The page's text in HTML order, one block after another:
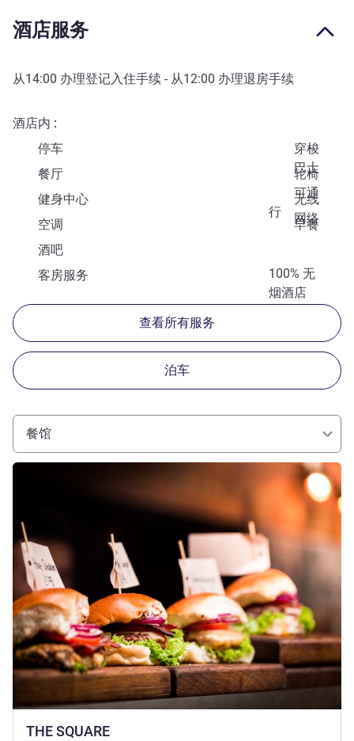
酒店服务
从14:00 办理登记入住手续 - 从12:00 办理退房手续
酒店内
停车
穿梭
巴士
餐厅
轮椅
可通
行
健身中心
无线
网络
空调
早餐
酒吧
100% 无
烟酒店
客房服务
查看所有服务
泊车
餐馆
THE SQUARE
请参阅详情